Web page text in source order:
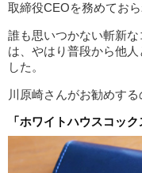
取締役CEOを務めておら
誰も思いつかない斬新
は、やはり普段から他
した。
川原崎さんがお勧めす
「ホワイトハウスコック